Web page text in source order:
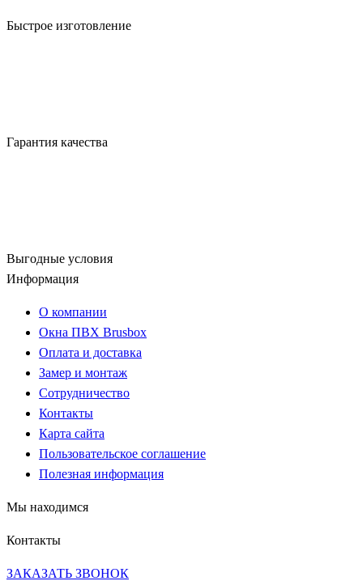
Быстрое изготовление
Гарантия качества
Выгодные условия
Информация
О компании
Окна ПВХ Brusbox
Оплата и доставка
Замер и монтаж
Сотрудничество
Контакты
Карта сайта
Пользовательское соглашение
Полезная информация
Мы находимся
Контакты
ЗАКАЗАТЬ ЗВОНОК